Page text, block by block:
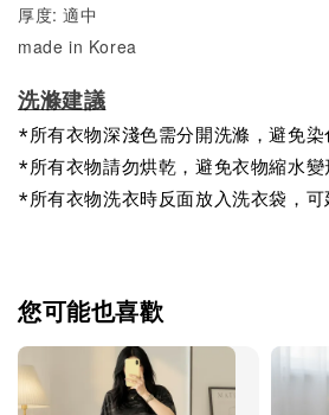
厚度: 適中
made in Korea
洗滌建議
*所有衣物深淺色需分開洗滌，避免染
*所有衣物請勿烘乾，避免衣物縮水變
*所有衣物洗衣時反面放入洗衣袋，可
您可能也喜歡